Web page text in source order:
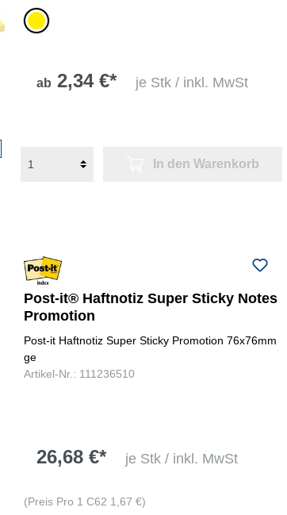
gelb
ab 2,34 €* je Stk / inkl. MwSt
In den Warenkorb
Post-it® Haftnotiz Super Sticky Notes
Promotion
Post-it Haftnotiz Super Sticky Promotion 76x76mm
ge
Artikel-Nr.: 111236510
26,68 €* je Stk / inkl. MwSt
(Preis Pro 1 C62 1,67 €)